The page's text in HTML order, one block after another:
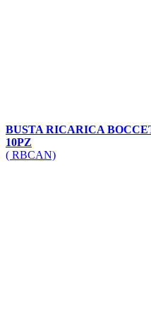
BUSTA RICARICA
10PZ
( RBCAN)